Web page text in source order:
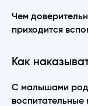
Чем
приходится
Как
С малышами